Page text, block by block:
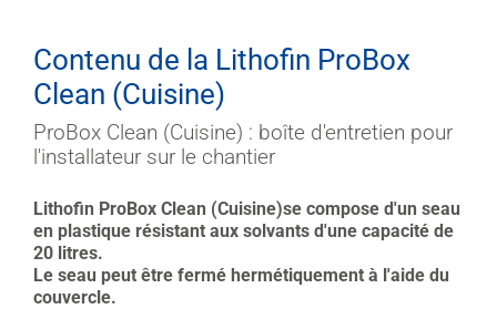
Contenu de la Lithofin ProBox
Clean (Cuisine)
ProBox Clean (Cuisine) : boîte d'entretien pour
l'installateur sur le chantier
Lithofin ProBox Clean (Cuisine)se compose d'un seau
en plastique résistant aux solvants d'une capacité de
20 litres.
Le seau peut être fermé hermétiquement à l'aide du
couvercle.